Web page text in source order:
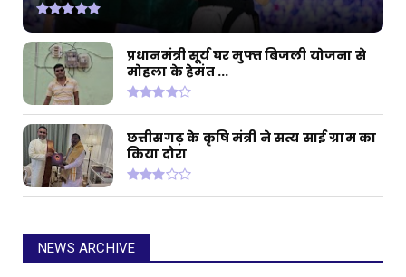
प्रधानमंत्री सूर्य घर मुफ्त बिजली योजना से
मोहला के हेमंत ...
छत्तीसगढ़ के कृषि मंत्री ने सत्य साई ग्राम का
किया दौरा
NEWS ARCHIVE